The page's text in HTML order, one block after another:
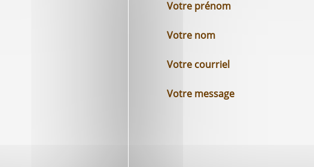
Votre prénom
Votre nom
Votre courriel
Votre message